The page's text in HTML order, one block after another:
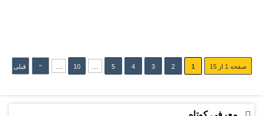
صفحه 1 از 15 1
2
3
4
5
10
» قبلی